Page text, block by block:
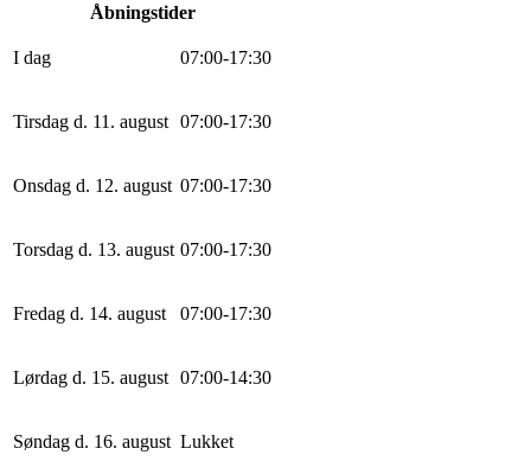
Åbningstider
I dag 07:00-17:30
Tirsdag d. 11. august 07:00-17:30
Onsdag d. 12. august 07:00-17:30
Torsdag d. 13. august 07:00-17:30
Fredag d. 14. august 07:00-17:30
Lørdag d. 15. august 07:00-14:30
Søndag d. 16. august Lukket